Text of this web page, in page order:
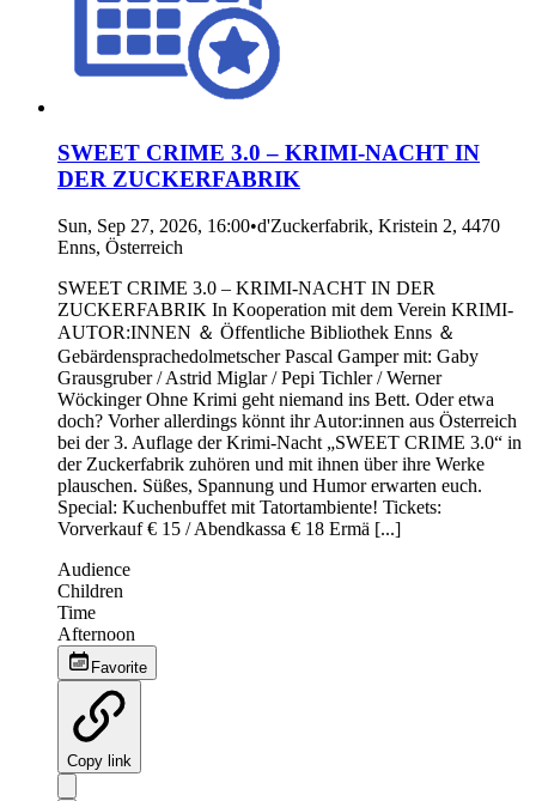
SWEET CRIME 3.0 – KRIMI-NACHT IN
DER ZUCKERFABRIK
Sun, Sep 27, 2026, 16:00•d'Zuckerfabrik, Kristein 2, 4470
Enns, Österreich
SWEET CRIME 3.0 – KRIMI-NACHT IN DER
ZUCKERFABRIK In Kooperation mit dem Verein KRIMI-
AUTOR:INNEN ＆ Öffentliche Bibliothek Enns ＆
Gebärdensprachedolmetscher Pascal Gamper mit: Gaby
Grausgruber / Astrid Miglar / Pepi Tichler / Werner
Wöckinger Ohne Krimi geht niemand ins Bett. Oder etwa
doch? Vorher allerdings könnt ihr Autor:innen aus Österreich
bei der 3. Auflage der Krimi-Nacht „SWEET CRIME 3.0“ in
der Zuckerfabrik zuhören und mit ihnen über ihre Werke
plauschen. Süßes, Spannung und Humor erwarten euch.
Special: Kuchenbuffet mit Tatortambiente! Tickets:
Vorverkauf € 15 / Abendkassa € 18 Ermä [...]
Audience
Children
Time
Afternoon
Favorite
Copy link